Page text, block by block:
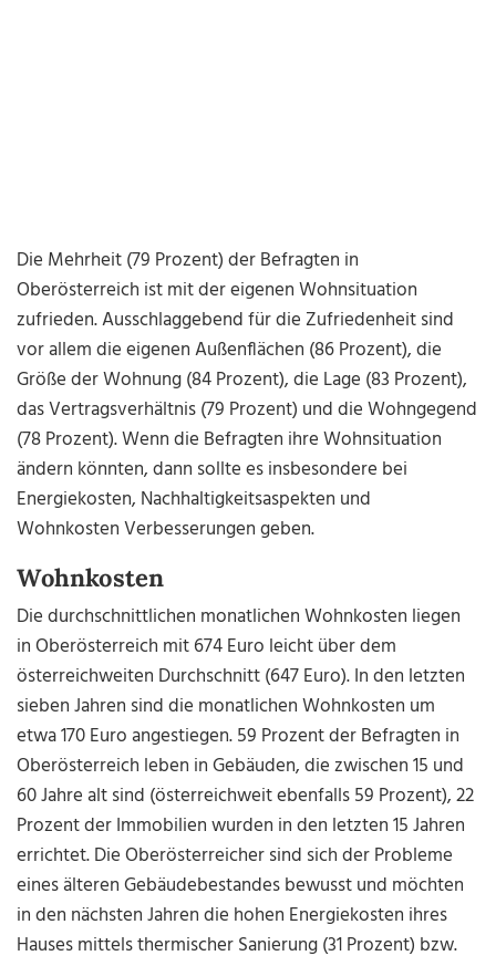
Die Mehrheit (79 Prozent) der Befragten in
Oberösterreich ist mit der eigenen Wohnsituation
zufrieden. Ausschlaggebend für die Zufriedenheit sind
vor allem die eigenen Außenflächen (86 Prozent), die
Größe der Wohnung (84 Prozent), die Lage (83 Prozent),
das Vertragsverhältnis (79 Prozent) und die Wohngegend
(78 Prozent). Wenn die Befragten ihre Wohnsituation
ändern könnten, dann sollte es insbesondere bei
Energiekosten, Nachhaltigkeitsaspekten und
Wohnkosten Verbesserungen geben.
Wohnkosten
Die durchschnittlichen monatlichen Wohnkosten liegen
in Oberösterreich mit 674 Euro leicht über dem
österreichweiten Durchschnitt (647 Euro). In den letzten
sieben Jahren sind die monatlichen Wohnkosten um
etwa 170 Euro angestiegen. 59 Prozent der Befragten in
Oberösterreich leben in Gebäuden, die zwischen 15 und
60 Jahre alt sind (österreichweit ebenfalls 59 Prozent), 22
Prozent der Immobilien wurden in den letzten 15 Jahren
errichtet. Die Oberösterreicher sind sich der Probleme
eines älteren Gebäudebestandes bewusst und möchten
in den nächsten Jahren die hohen Energiekosten ihres
Hauses mittels thermischer Sanierung (31 Prozent) bzw.